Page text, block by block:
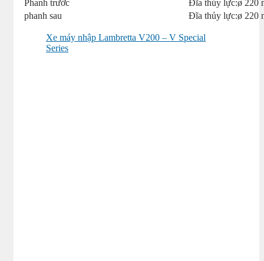
Phanh trước
Đĩa thủy lực:ø 220
phanh sau
Đĩa thủy lực:ø 220
Xe máy nhập Lambretta V200 – V Special
Series